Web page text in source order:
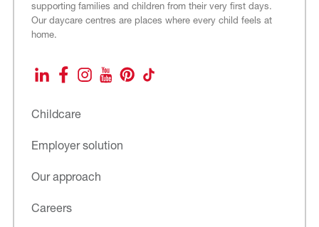
supporting families and children from their very first days.
Our daycare centres are places where every child feels at
home.
LinkedInFacebookInstagram
YouTubePinterestTikTok
Childcare
Employer solution
Our approach
Careers